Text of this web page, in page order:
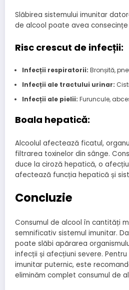
Slăbirea sistemului imunitar
de alcool poate avea
Risc crescut de infecții:
Infecții respiratorii: Bronșită,
Infecții ale tractului urinar:
Infecții ale pielii: Furuncule,
Boala hepatică:
Alcoolul afectează ficatul,
filtrarea toxinelor din sânge.
duce la ciroză hepatică, o
afectează funcția hepatică și
Concluzie
Consumul de alcool în cantități
semnificativ sistemul imunitar.
poate slăbi apărarea
infecții și afecțiuni severe.
imunitar puternic, este
eliminăm complet consumul de